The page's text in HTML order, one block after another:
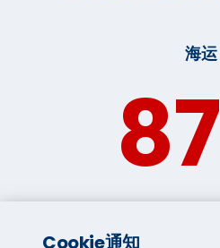
海运
87
Cookie通知